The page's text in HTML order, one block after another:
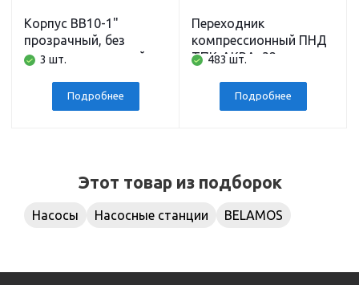
Корпус BB10-1"
прозрачный, без
картриджа, полный
3 шт.
Подробнее
Переходник
компрессионный ПНД
ТПК-АКВА, 32 мм x
483 шт.
Подробнее
Этот товар из подборок
Насосы Насосные станции BELAMOS